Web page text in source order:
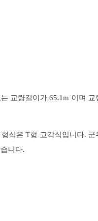
교량길이가 65.1m 이며 교
식은 T형 교각식입니다. 군
니다.